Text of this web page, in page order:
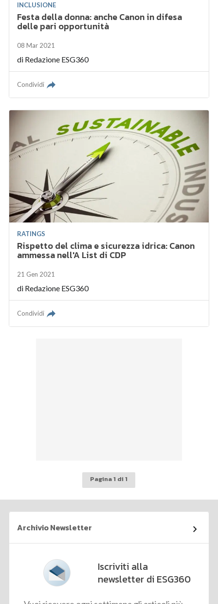
INCLUSIONE
Festa della donna: anche Canon in difesa
delle pari opportunità
08 Mar 2021
di Redazione ESG360
Condividi
RATINGS
Rispetto del clima e sicurezza idrica: Canon
ammessa nell'A List di CDP
21 Gen 2021
di Redazione ESG360
Condividi
Pagina 1 di 1
Archivio Newsletter
Iscriviti alla
newsletter di ESG360